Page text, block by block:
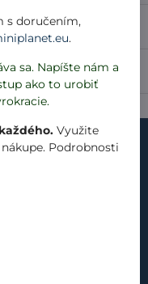
s doručením,
.
sa. Napíšte nám a
ako to urobiť
Využite
Podrobnosti